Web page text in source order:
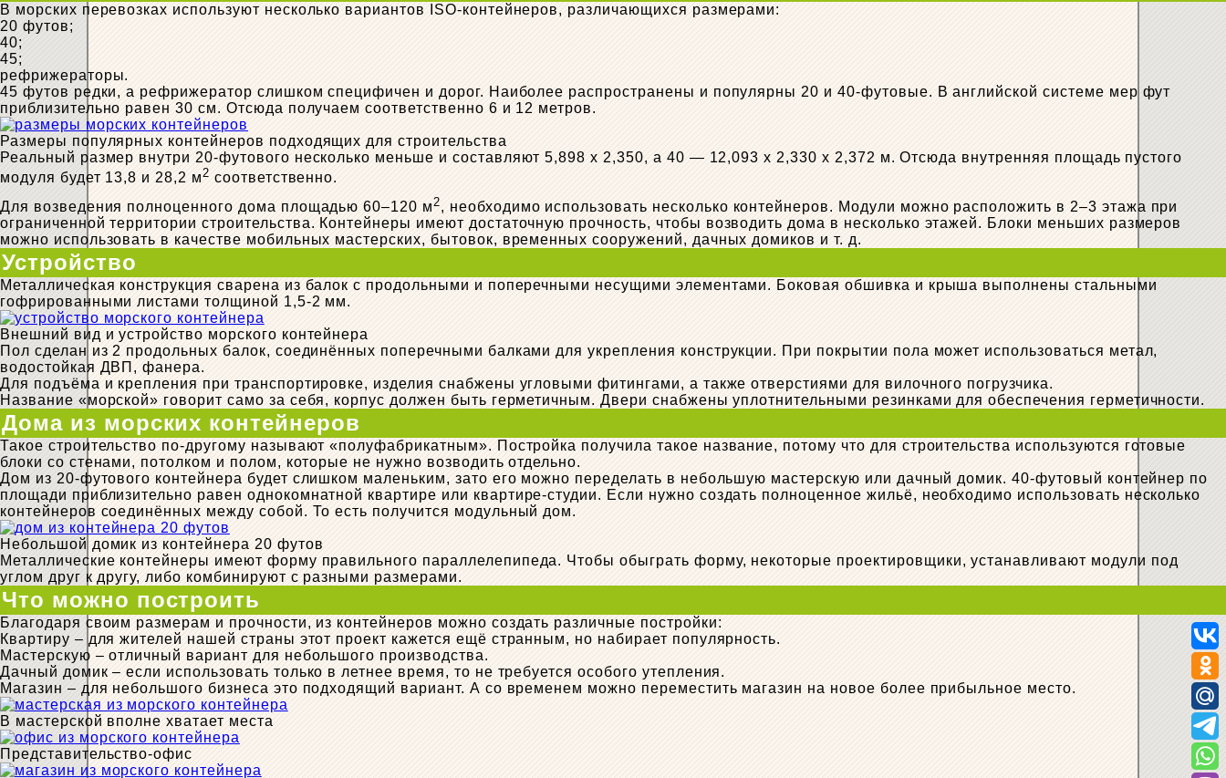
В морских перевозках используют несколько вариантов ISO-контейнеров, различающихся размерами:
20 футов;
40;
45;
рефрижераторы.
45 футов редки, а рефрижератор слишком специфичен и дорог. Наиболее распространены и популярны 20 и 40-футовые. В английской системе мер фут
приблизительно равен 30 см. Отсюда получаем соответственно 6 и 12 метров.
Размеры популярных контейнеров подходящих для строительства
Реальный размер внутри 20-футового несколько меньше и составляют 5,898 х 2,350, а 40 — 12,093 х 2,330 х 2,372 м. Отсюда внутренняя площадь пустого
модуля будет 13,8 и 28,2 м 2 соответственно.
Для возведения полноценного дома площадью 60–120 м 2, необходимо использовать несколько контейнеров. Модули можно расположить в 2–3 этажа при
ограниченной территории строительства. Контейнеры имеют достаточную прочность, чтобы возводить дома в несколько этажей. Блоки меньших размеров
можно использовать в качестве мобильных мастерских, бытовок, временных сооружений, дачных домиков и т. д.
Устройство
Металлическая конструкция сварена из балок с продольными и поперечными несущими элементами. Боковая обшивка и крыша выполнены стальными
гофрированными листами толщиной 1,5-2 мм.
Внешний вид и устройство морского контейнера
Пол сделан из 2 продольных балок, соединённых поперечными балками для укрепления конструкции. При покрытии пола может использоваться метал,
водостойкая ДВП, фанера.
Для подъёма и крепления при транспортировке, изделия снабжены угловыми фитингами, а также отверстиями для вилочного погрузчика.
Название «морской» говорит само за себя, корпус должен быть герметичным. Двери снабжены уплотнительными резинками для обеспечения герметичности.
Дома из морских контейнеров
Такое строительство по-другому называют «полуфабрикатным». Постройка получила такое название, потому что для строительства используются готовые
блоки со стенами, потолком и полом, которые не нужно возводить отдельно.
Дом из 20-футового контейнера будет слишком маленьким, зато его можно переделать в небольшую мастерскую или дачный домик. 40-футовый контейнер по
площади приблизительно равен однокомнатной квартире или квартире-студии. Если нужно создать полноценное жильё, необходимо использовать несколько
контейнеров соединённых между собой. То есть получится модульный дом.
Небольшой домик из контейнера 20 футов
Металлические контейнеры имеют форму правильного параллелепипеда. Чтобы обыграть форму, некоторые проектировщики, устанавливают модули под
углом друг к другу, либо комбинируют с разными размерами.
Что можно построить
Благодаря своим размерам и прочности, из контейнеров можно создать различные постройки:
Квартиру – для жителей нашей страны этот проект кажется ещё странным, но набирает популярность.
Мастерскую – отличный вариант для небольшого производства.
Дачный домик – если использовать только в летнее время, то не требуется особого утепления.
Магазин – для небольшого бизнеса это подходящий вариант. А со временем можно переместить магазин на новое более прибыльное место.
В мастерской вполне хватает места
Представительство-офис